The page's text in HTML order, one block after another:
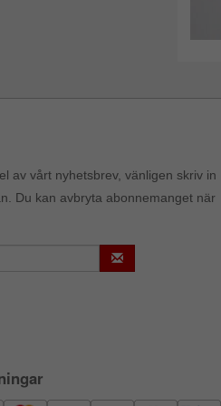
av vårt nyhetsbrev, vänligen skriv in
Du kan avbryta abonnemanget när